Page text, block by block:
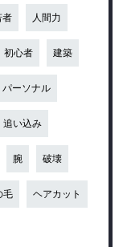
者 人間力
初心者 建築
パーソナル
追い込み
腕 破壊
毛 ヘアカット